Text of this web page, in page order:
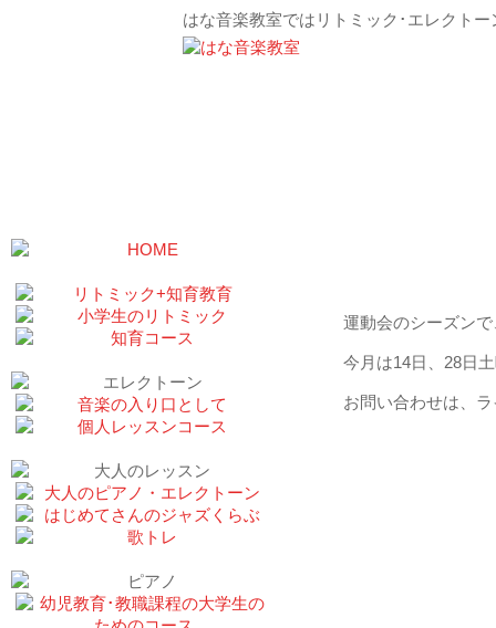
はな音楽教室ではリトミック･エレクト
運動会のシーズン
今月は14日、28日
お問い合わせは、